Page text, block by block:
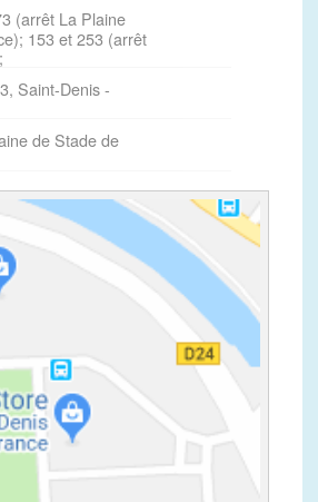
(arrêt La Plaine
153 et 253 (arrêt
Saint-Denis -
de Stade de